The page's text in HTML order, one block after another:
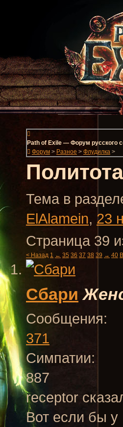
Path of Exile — Форум русского
Форум > Разное > Флудилка >
Политота
Тема в
ElAlamein, 23
Страница 39
< Назад 1 ← 35 36 37 38 39 → 40
Сбари
Сообщения:
371
Симпатии:
887
receptor
Вот если бы у